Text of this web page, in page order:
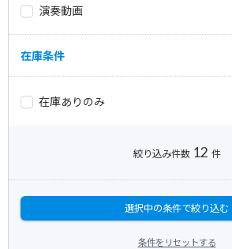
演奏動画
在庫条件
在庫ありのみ
絞り込み件数 12 件
選択中の条件で絞り込む
条件をリセットする